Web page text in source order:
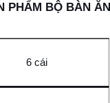
PHẨM BỘ BÀN ĂN
6 cái